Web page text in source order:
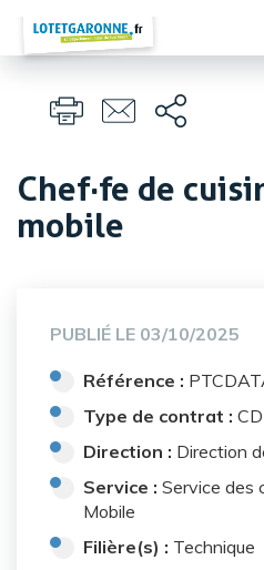
Chef·fe de
mobile
PUBLIÉ LE 03/10/2025
Référence :
Type de contrat :
Direction : Direction
Service : Service des
Mobile
Filière(s) : Technique